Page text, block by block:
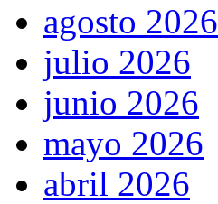
agosto 2026
julio 2026
junio 2026
mayo 2026
abril 2026